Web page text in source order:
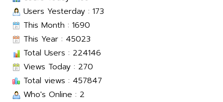
Users Yesterday : 173
This Month : 1690
This Year : 45023
Total Users : 224146
Views Today : 270
Total views : 457847
Who's Online : 2